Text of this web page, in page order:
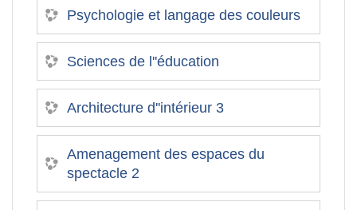
Psychologie et langage des couleurs
Sciences de l''éducation
Architecture d''intérieur 3
Amenagement des espaces du
spectacle 2